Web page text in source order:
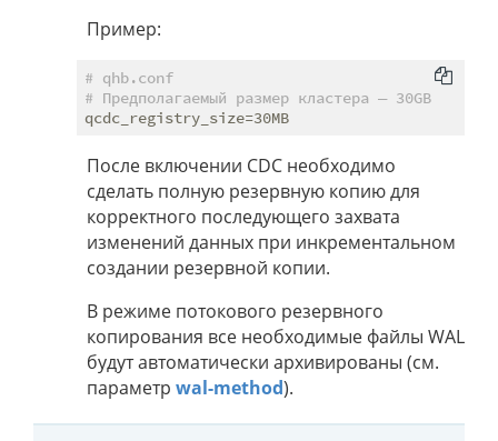
Пример:
# qhb.conf
# Предполагаемый размер кластера — 30GB
После включении CDC необходимо
сделать полную резервную копию для
корректного последующего захвата
изменений данных при инкрементальном
создании резервной копии.
В режиме потокового резервного
копирования все необходимые файлы WAL
будут автоматически архивированы (см.
параметр wal-method).